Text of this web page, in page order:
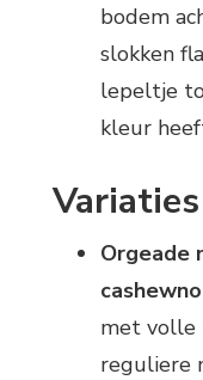
bodem
slokken
lepeltje
kleur
Variaties
Orgeade
met volle
reguliere